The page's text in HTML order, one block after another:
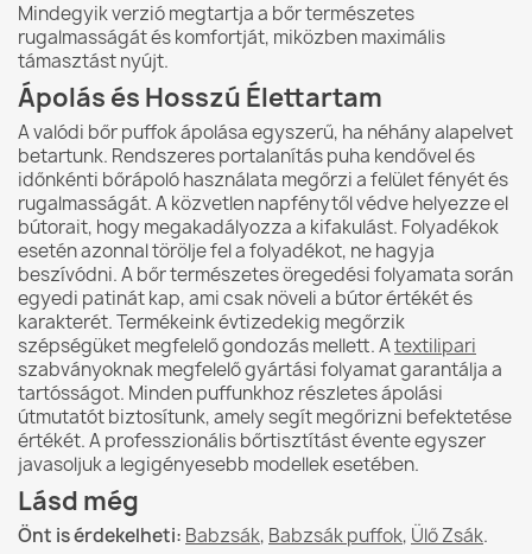
Mindegyik verzió megtartja a bőr természetes
rugalmasságát és komfortját, miközben maximális
támasztást nyújt.
Ápolás és Hosszú Élettartam
A valódi bőr puffok ápolása egyszerű, ha néhány alapelvet
betartunk. Rendszeres portalanítás puha kendővel és
időnkénti bőrápoló használata megőrzi a felület fényét és
rugalmasságát. A közvetlen napfénytől védve helyezze el
bútorait, hogy megakadályozza a kifakulást. Folyadékok
esetén azonnal törölje fel a folyadékot, ne hagyja
beszívódni. A bőr természetes öregedési folyamata során
egyedi patinát kap, ami csak növeli a bútor értékét és
karakterét. Termékeink évtizedekig megőrzik
szépségüket megfelelő gondozás mellett. Atextilipari
szabványoknak megfelelő gyártási folyamat garantálja a
tartósságot. Minden puffunkhoz részletes ápolási
útmutatót biztosítunk, amely segít megőrizni befektetése
értékét. A professzionális bőrtisztítást évente egyszer
javasoljuk a legigényesebb modellek esetében.
Lásd még
Önt is érdekelheti: Babzsák, Babzsák puffok, Ülő Zsák.